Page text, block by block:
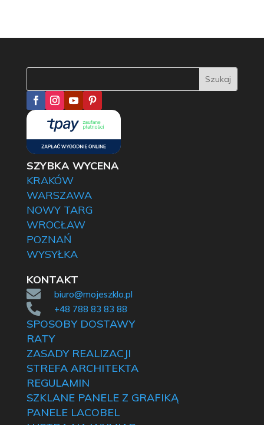
SZYBKA WYCENA
KRAKÓW
WARSZAWA
NOWY TARG
WROCŁAW
POZNAŃ
WYSYŁKA
KONTAKT
 biuro@mojeszklo.pl
 +48 788 83 83 88
SPOSOBY DOSTAWY
RATY
ZASADY REALIZACJI
STREFA ARCHITEKTA
REGULAMIN
SZKLANE PANELE Z GRAFIKĄ
PANELE LACOBEL